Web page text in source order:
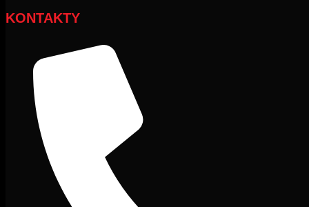
KONTAKTY